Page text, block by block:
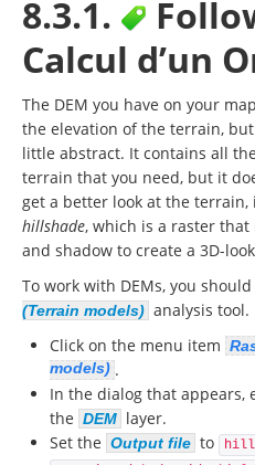
8.3.1.
Calcul d’un
The DEM you have on your
the elevation of the terrain,
little abstract. It contains all
terrain that you need, but it
get a better look at the terrain,
hillshade, which is a raster
and shadow to create a 3D-
To work with DEMs, you should
(Terrain models) analysis tool.
Click on the menu item
models) .
In the dialog that appears,
the DEM layer.
Set the Output file to